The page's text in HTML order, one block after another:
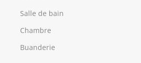
Salle de bain
Chambre
Buanderie